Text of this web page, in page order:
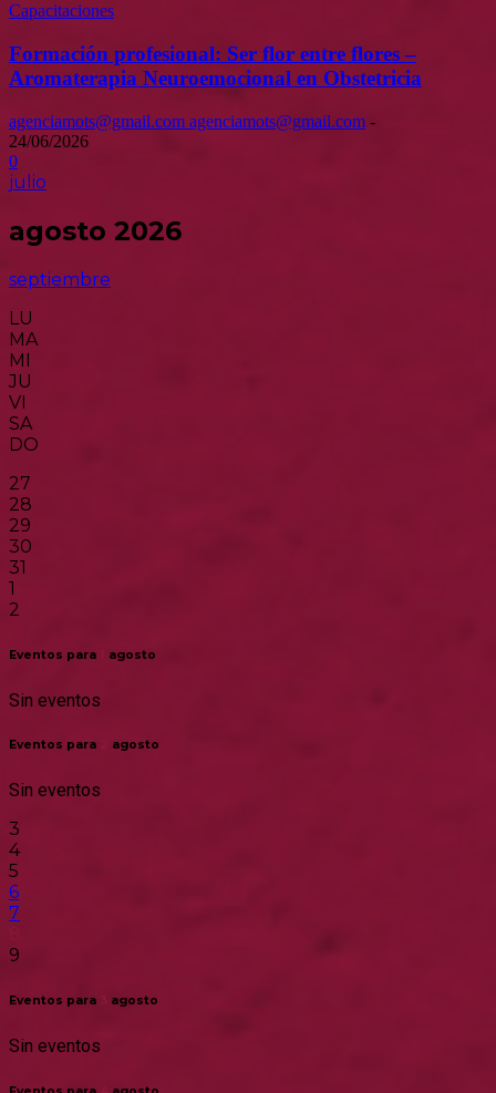
Capacitaciones
Formación profesional: Ser flor entre flores –
Aromaterapia Neuroemocional en Obstetricia
agenciamots@gmail.com agenciamots@gmail.com -
24/06/2026
0
julio
agosto 2026
septiembre
LU
MA
MI
JU
VI
SA
DO
27
28
29
30
31
1
2
Eventos para agosto
Sin eventos
Eventos para agosto
Sin eventos
3
4
5
6
7
9
Eventos para agosto
Sin eventos